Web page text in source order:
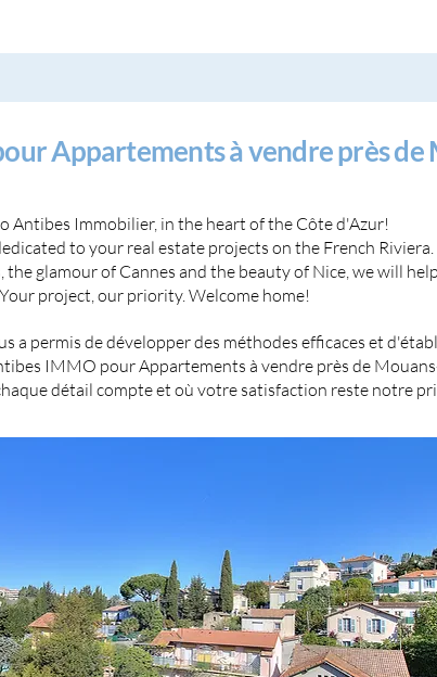
Appartements à vendre près
Antibes Immobilier, in the heart of the Côte d'Azur!
to your real estate projects on the French
glamour of Cannes and the beauty of Nice, we will
Your project, our priority. Welcome home!
a permis de développer des méthodes efficaces et
IMMO pour Appartements à vendre près de
détail compte et où votre satisfaction reste notre